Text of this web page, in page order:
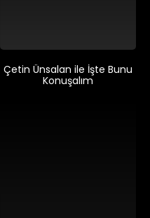
Çetin Ünsalan ile İşte Bunu
Konuşalım